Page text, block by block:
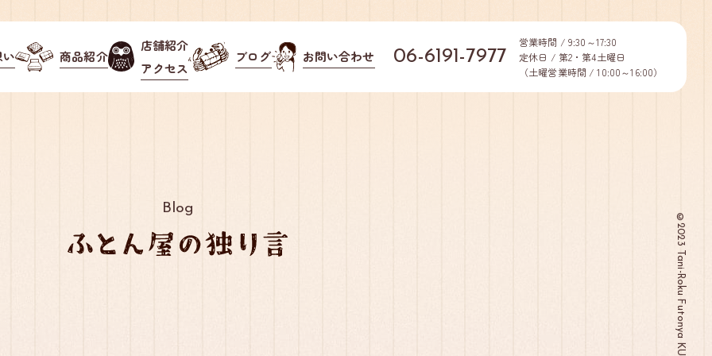
い 商品紹介
店舗紹介
アクセス
ブログ お問い合わせ 06-6191-7977
営業時間 / 9:30～17:30
定休日 / 第2・第4土曜日
（土曜営業時間 / 10:00～16:00）
Blog
©2023 Tani-Roku Futonya KUGA